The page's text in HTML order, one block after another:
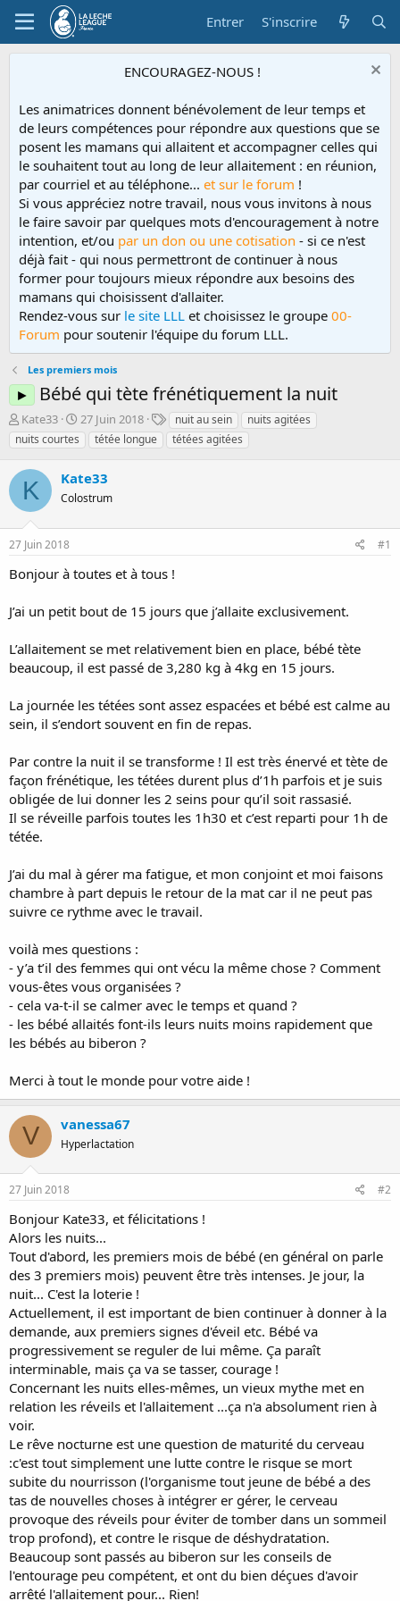
Entrer S'inscrire
ENCOURAGEZ-NOUS !
Les animatrices donnent bénévolement de leur temps et
de leurs compétences pour répondre aux questions que se
posent les mamans qui allaitent et accompagner celles qui
le souhaitent tout au long de leur allaitement : en réunion,
par courriel et au téléphone... et sur le forum !
Si vous appréciez notre travail, nous vous invitons à nous
le faire savoir par quelques mots d'encouragement à notre
intention, et/ou par un don ou une cotisation - si ce n'est
déjà fait - qui nous permettront de continuer à nous
former pour toujours mieux répondre aux besoins des
mamans qui choisissent d'allaiter.
Rendez-vous sur le site LLL et choisissez le groupe 00-
Forum pour soutenir l'équipe du forum LLL.
Les premiers mois
► Bébé qui tète frénétiquement la nuit
D
é
m
a
r
r
é
e
p
r
Kate33
D
a
t
d
e
é
t
27 Juin 2018
T
a
g
nuit au sein
nuits agitées
nuits courtes
tétée longue tétées agitées
K Kate33
Colostrum
27 Juin 2018 #1
Bonjour à toutes et à tous !
J’ai un petit bout de 15 jours que j’allaite exclusivement.
L’allaitement se met relativement bien en place, bébé tète
beaucoup, il est passé de 3,280 kg à 4kg en 15 jours.
La journée les tétées sont assez espacées et bébé est calme au
sein, il s’endort souvent en fin de repas.
Par contre la nuit il se transforme ! Il est très énervé et tète de
façon frénétique, les tétées durent plus d’1h parfois et je suis
obligée de lui donner les 2 seins pour qu’il soit rassasié.
Il se réveille parfois toutes les 1h30 et c’est reparti pour 1h de
tétée.
J’ai du mal à gérer ma fatigue, et mon conjoint et moi faisons
chambre à part depuis le retour de la mat car il ne peut pas
suivre ce rythme avec le travail.
voilà mes questions :
- y’a t’il des femmes qui ont vécu la même chose ? Comment
vous-êtes vous organisées ?
- cela va-t-il se calmer avec le temps et quand ?
- les bébé allaités font-ils leurs nuits moins rapidement que
les bébés au biberon ?
Merci à tout le monde pour votre aide !
V vanessa67
Hyperlactation
27 Juin 2018 #2
Bonjour Kate33, et félicitations !
Alors les nuits...
Tout d'abord, les premiers mois de bébé (en général on parle
des 3 premiers mois) peuvent être très intenses. Je jour, la
nuit... C'est la loterie !
Actuellement, il est important de bien continuer à donner à la
demande, aux premiers signes d'éveil etc. Bébé va
progressivement se reguler de lui même. Ça paraît
interminable, mais ça va se tasser, courage !
Concernant les nuits elles-mêmes, un vieux mythe met en
relation les réveils et l'allaitement ...ça n'a absolument rien à
voir.
Le rêve nocturne est une question de maturité du cerveau
:c'est tout simplement une lutte contre le risque se mort
subite du nourrisson (l'organisme tout jeune de bébé a des
tas de nouvelles choses à intégrer er gérer, le cerveau
provoque des réveils pour éviter de tomber dans un sommeil
trop profond), et contre le risque de déshydratation.
Beaucoup sont passés au biberon sur les conseils de
l'entourage peu compétent, et ont du bien déçues d'avoir
arrêté l'allaitement pour... Rien!